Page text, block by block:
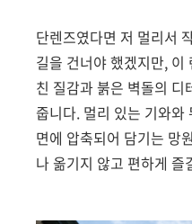
단렌즈였다면 저 멀리서
길을 건너야 했겠지만, 이
친 질감과 붉은 벽돌의 디
줍니다. 멀리 있는 기와
면에 압축되어 담기는 망
나 옮기지 않고 편하게 즐